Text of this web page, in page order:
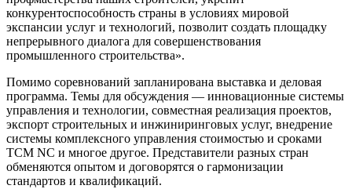
конкурентоспособность страны в условиях мировой
экспансии услуг и технологий, позволит создать площадку
непрерывного диалога для совершенствования
промышленного строительства».
Помимо соревнований запланирована выставка и деловая
программа. Темы для обсуждения — инновационные системы
управления и технологии, совместная реализация проектов,
экспорт строительных и инжиниринговых услуг, внедрение
системы комплексного управления стоимостью и сроками
TCM NC и многое другое. Представители разных стран
обменяются опытом и договорятся о гармонизации
стандартов и квалификаций.